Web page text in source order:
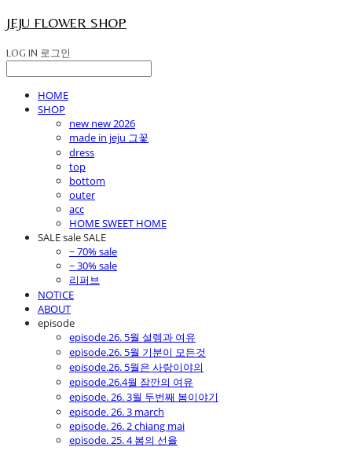
JEJU FLOWER SHOP
LOG IN 로그인
HOME
SHOP
new new 2026
made in jeju 그꽃
dress
top
bottom
outer
acc
HOME SWEET HOME
SALE sale SALE
~ 70% sale
~ 30% sale
리퍼브
NOTICE
ABOUT
episode
episode.26. 5월 설렘과 여유
episode.26. 5월 기분이 모든것
episode.26. 5월은 사랑이야의
episode.26.4월 잠깐의 여유
episode. 26. 3월 두번째 봄이야기
episode. 26. 3 march
episode. 26. 2 chiang mai
episode. 25. 4 봄의 선율